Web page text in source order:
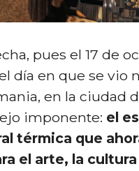
pues el 17 de
día en que se vio
en la ciudad
imponente: el
térmica que
el arte, la cultura